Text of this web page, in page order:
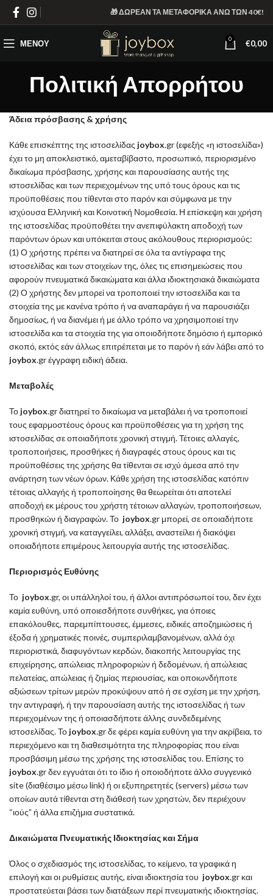
🎁 ΔΩΡΕΑΝ ΤΑ ΜΕΤΑΦΟΡΙΚΑ ΑΝΩ ΤΩΝ 40€!
ΜΕΝΟΎ 0 €0,00
Πολιτική Απορρήτου
Άδεια πρόσβασης & χρήσης
Κάθε επισκέπτης της ιστοσελίδας joybox.gr (εφεξής «η ιστοσελίδα»)
έχει το μη αποκλειστικό, αμεταβίβαστο, προσωπικό, περιορισμένο
δικαίωμα πρόσβασης, χρήσης και παρουσίασης αυτής της
ιστοσελίδας και των περιεχομένων της υπό τους όρους και τις
προϋποθέσεις που τίθενται στο παρόν και σύμφωνα με την
ισχύουσα Ελληνική και Κοινοτική Νομοθεσία. Η επίσκεψη και χρήση
της ιστοσελίδας προϋποθέτει την ανεπιφύλακτη αποδοχή των
παρόντων όρων και υπόκειται στους ακόλουθους περιορισμούς:
(1) Ο χρήστης πρέπει να διατηρεί σε όλα τα αντίγραφα της
ιστοσελίδας και των στοιχείων της, όλες τις επισημειώσεις που
αφορούν πνευματικά δικαιώματα και άλλα ιδιοκτησιακά δικαιώματα
(2) Ο χρήστης δεν μπορεί να τροποποιεί την ιστοσελίδα και τα
στοιχεία της με κανένα τρόπο ή να αναπαράγει ή να παρουσιάζει
δημοσίως, ή να διανέμει ή με άλλο τρόπο να χρησιμοποιεί την
ιστοσελίδα και τα στοιχεία της για οποιοδήποτε δημόσιο ή εμπορικό
σκοπό, εκτός εάν άλλως επιτρέπεται με το παρόν ή εάν λάβει από το
joybox.gr έγγραφη ειδική άδεια.
Μεταβολές
Το joybox.gr διατηρεί το δικαίωμα να μεταβάλει ή να τροποποιεί
τους εφαρμοστέους όρους και προϋποθέσεις για τη χρήση της
ιστοσελίδας σε οποιαδήποτε χρονική στιγμή. Τέτοιες αλλαγές,
τροποποιήσεις, προσθήκες ή διαγραφές στους όρους και τις
προϋποθέσεις της χρήσης θα τίθενται σε ισχύ άμεσα από την
ανάρτηση των νέων όρων. Κάθε χρήση της ιστοσελίδας κατόπιν
τέτοιας αλλαγής ή τροποποίησης θα θεωρείται ότι αποτελεί
αποδοχή εκ μέρους του χρήστη τέτοιων αλλαγών, τροποποιήσεων,
προσθηκών ή διαγραφών. Το joybox.gr μπορεί, σε οποιαδήποτε
χρονική στιγμή, να καταγγείλει, αλλάξει, αναστείλει ή διακόψει
οποιαδήποτε επιμέρους λειτουργία αυτής της ιστοσελίδας.
Περιορισμός Ευθύνης
Το joybox.gr, οι υπάλληλοί του, ή άλλοι αντιπρόσωποί του, δεν έχει
καμία ευθύνη, υπό οποιεσδήποτε συνθήκες, για όποιες
επακόλουθες, παρεμπίπτουσες, έμμεσες, ειδικές αποζημιώσεις ή
έξοδα ή χρηματικές ποινές, συμπεριλαμβανομένων, αλλά όχι
περιοριστικά, διαφυγόντων κερδών, διακοπής λειτουργίας της
επιχείρησης, απώλειας πληροφοριών ή δεδομένων, ή απώλειας
πελατείας, απώλειας ή ζημίας περιουσίας, και οποιωνδήποτε
αξιώσεων τρίτων μερών προκύψουν από ή σε σχέση με την χρήση,
την αντιγραφή, ή την παρουσίαση αυτής της ιστοσελίδας ή των
περιεχομένων της ή οποιασδήποτε άλλης συνδεδεμένης
ιστοσελίδας. Το joybox.gr δε φέρει καμία ευθύνη για την ακρίβεια, το
περιεχόμενο και τη διαθεσιμότητα της πληροφορίας που είναι
προσβάσιμη μέσω της χρήσης της ιστοσελίδας του. Επίσης το
joybox.gr δεν εγγυάται ότι το ίδιο ή οποιοδήποτε άλλο συγγενικό
site (διαθέσιμο μέσω link) ή οι εξυπηρετητές (servers) μέσω των
οποίων αυτά τίθενται στη διάθεσή των χρηστών, δεν περιέχουν
“ιούς” ή άλλα επιζήμια συστατικά.
Δικαιώματα Πνευματικής Ιδιοκτησίας και Σήμα
Όλος ο σχεδιασμός της ιστοσελίδας, το κείμενο, τα γραφικά η
επιλογή και οι ρυθμίσεις αυτής, είναι ιδιοκτησία του joybox.gr και
προστατεύεται βάσει των διατάξεων περί πνευματικής ιδιοκτησίας.